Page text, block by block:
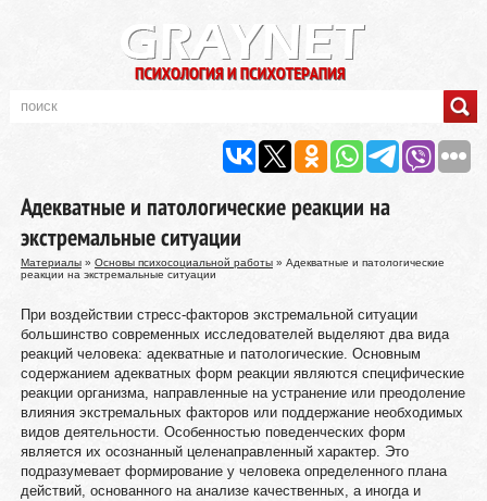
Адекватные и патологические реакции на
экстремальные ситуации
Материалы» Основы психосоциальной работы» Адекватные и патологические
реакции на экстремальные ситуации
При воздействии стресс-факторов экстремальной ситуации
большинство современных исследователей выделяют два вида
реакций человека: адекватные и патологические. Основным
содержанием адекватных форм реакции являются специфические
реакции организма, направленные на устранение или преодоление
влияния экстремальных факторов или поддержание необходимых
видов деятельности. Особенностью поведенческих форм
является их осознанный целенаправленный характер. Это
подразумевает формирование у человека определенного плана
действий, основанного на анализе качественных, а иногда и